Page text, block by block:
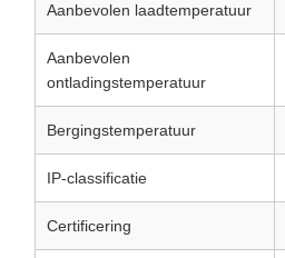
Aanbevolen laadtemperatuur
Aanbevolen
ontladingstemperatuur
Bergingstemperatuur
IP-classificatie
Certificering